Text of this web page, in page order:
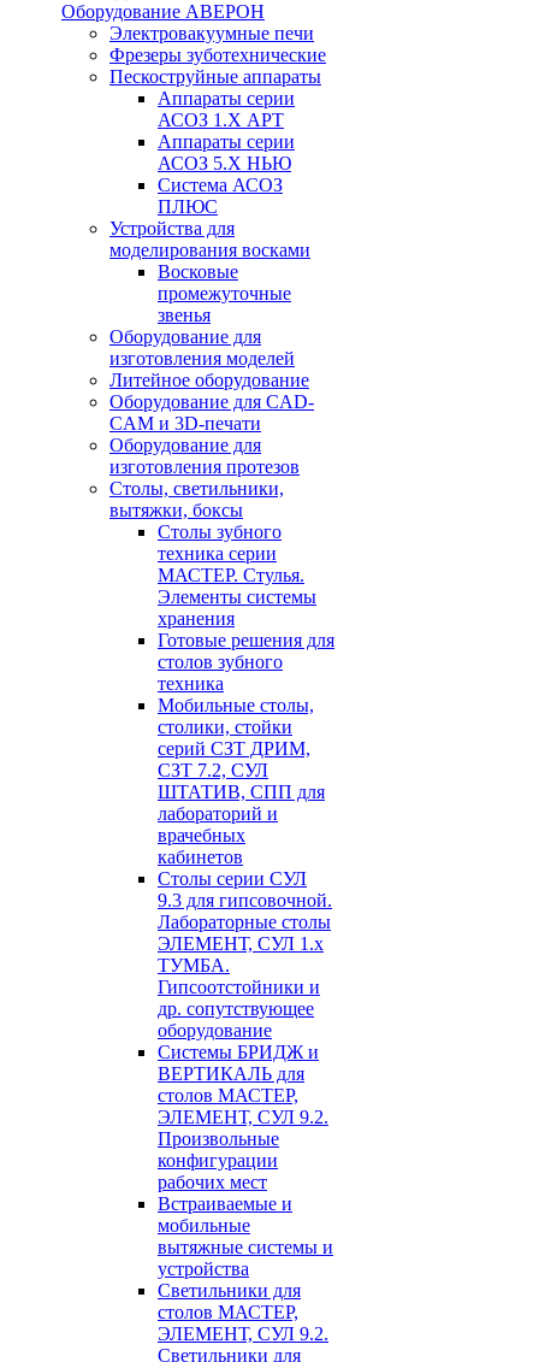
Оборудование АВЕРОН
Электровакуумные печи
Фрезеры зуботехнические
Пескоструйные аппараты
Аппараты серии
АСОЗ 1.Х АРТ
Аппараты серии
АСОЗ 5.Х НЬЮ
Система АСОЗ
ПЛЮС
Устройства для
моделирования восками
Восковые
промежуточные
звенья
Оборудование для
изготовления моделей
Литейное оборудование
Оборудование для CAD-
CAM и 3D-печати
Оборудование для
изготовления протезов
Cтолы, светильники,
вытяжки, боксы
Столы зубного
техника серии
МАСТЕР. Стулья.
Элементы системы
хранения
Готовые решения для
столов зубного
техника
Мобильные столы,
столики, стойки
серий СЗТ ДРИМ,
СЗТ 7.2, СУЛ
ШТАТИВ, СПП для
лабораторий и
врачебных
кабинетов
Столы серии СУЛ
9.3 для гипсовочной.
Лабораторные столы
ЭЛЕМЕНТ, СУЛ 1.х
ТУМБА.
Гипсоотстойники и
др. сопутствующее
оборудование
Системы БРИДЖ и
ВЕРТИКАЛЬ для
столов МАСТЕР,
ЭЛЕМЕНТ, СУЛ 9.2.
Произвольные
конфигурации
рабочих мест
Встраиваемые и
мобильные
вытяжные системы и
устройства
Светильники для
столов МАСТЕР,
ЭЛЕМЕНТ, СУЛ 9.2.
Светильники для